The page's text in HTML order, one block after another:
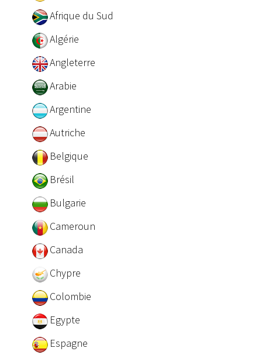
Afrique du Sud
Algérie
Angleterre
Arabie
Argentine
Autriche
Belgique
Brésil
Bulgarie
Cameroun
Canada
Chypre
Colombie
Egypte
Espagne